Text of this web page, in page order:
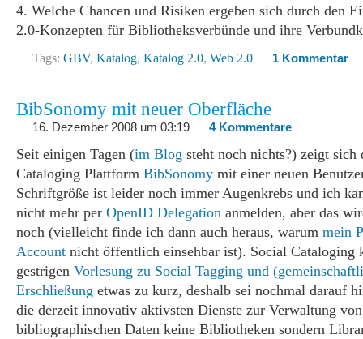
4. Welche Chancen und Risiken ergeben sich durch den
2.0-Konzepten für Bibliotheksverbünde und ihre
Tags: GBV, Katalog, Katalog 2.0, Web 2.0 1 Kommentar
BibSonomy mit neuer Oberfläche
16. Dezember 2008 um 03:19 4 Kommentare
Seit einigen Tagen (im Blog steht noch nichts?) zeigt sich
Cataloging Plattform BibSonomy mit einer neuen
Schriftgröße ist leider noch immer Augenkrebs und ich
nicht mehr per OpenID Delegation anmelden, aber das
noch (vielleicht finde ich dann auch heraus, warum mein
Account nicht öffentlich einsehbar ist). Social Cataloging
gestrigen Vorlesung zu Social Tagging und
Erschließung etwas zu kurz, deshalb sei nochmal darauf
die derzeit innovativ aktivsten Dienste zur Verwaltung von
bibliographischen Daten keine Bibliotheken sondern